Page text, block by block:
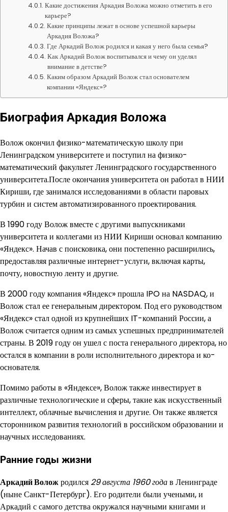
Какие достижения Аркадия Воложа можно отметить в его
карьере?
Какие принципы лежат в основе успешной карьеры
Аркадия Воложа?
Где Аркадий Волож родился и какая у него была семья?
Как Аркадий Волож воспитывался и чему он уделял
внимание в детстве?
Каким образом Аркадий Волож стал основателем
компании «Яндекс»?
Биография Аркадия Воложа
Волож окончил физико-математическую школу при
Ленинградском университете и поступил на физико-
математический факультет Ленинградского государственного
университета.После окончания университета он работал в НИИ
Кириши, где занимался исследованиями в области паровых
турбин и систем автоматизированного проектирования.
В 1990 году Волож вместе с другими выпускниками
университета и коллегами из НИИ Кириши основал компанию
«Яндекс». Начав с поисковика, они постепенно расширились,
предоставляя различные интернет-услуги, включая карты,
почту, новостную ленту и другие.
В 2000 году компания «Яндекс» прошла IPO на NASDAQ, и
Волож стал ее генеральным директором. Под его руководством
«Яндекс» стал одной из крупнейших IT-компаний России, а
Волож считается одним из самых успешных предпринимателей
страны. В 2019 году он ушел с поста генерального директора, но
остался в компании в роли исполнительного директора и ко-
основателя.
Помимо работы в «Яндексе», Волож также инвестирует в
различные технологические и сферы, такие как искусственный
интеллект, облачные вычисления и другие. Он также является
сторонником развития технологий в российском образовании и
научных исследованиях.
Ранние годы жизни
Аркадий Воложродился 29 августа 1960 годав Ленинграде
(ныне Санкт-Петербург). Его родители были учеными, и
Аркадий с самого детства окружался научными книгами и